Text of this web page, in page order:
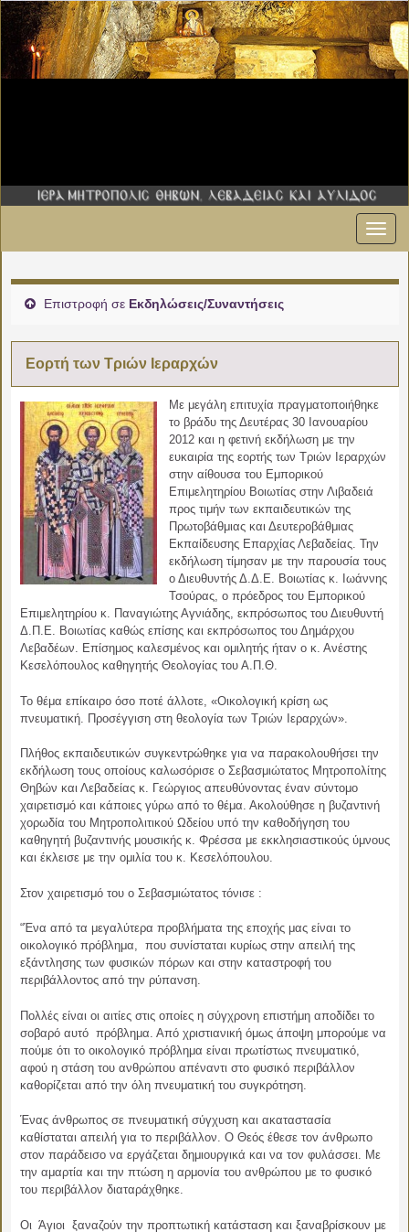
Επιστροφή σε Εκδηλώσεις/Συναντήσεις
Εορτή των Τριών Ιεραρχών
Με μεγάλη επιτυχία πραγματοποιήθηκε
το βράδυ της Δευτέρας 30 Ιανουαρίου
2012 και η φετινή εκδήλωση με την
ευκαιρία της εορτής των Τριών Ιεραρχών
στην αίθουσα του Εμπορικού
Επιμελητηρίου Βοιωτίας στην Λιβαδειά
προς τιμήν των εκπαιδευτικών της
Πρωτοβάθμιας και Δευτεροβάθμιας
Εκπαίδευσης Επαρχίας Λεβαδείας. Την
εκδήλωση τίμησαν με την παρουσία τους
ο Διευθυντής Δ.Δ.Ε. Βοιωτίας κ. Ιωάννης
Τσούρας, ο πρόεδρος του Εμπορικού
Επιμελητηρίου κ. Παναγιώτης Αγνιάδης, εκπρόσωπος του Διευθυντή
Δ.Π.Ε. Βοιωτίας καθώς επίσης και εκπρόσωπος του Δημάρχου
Λεβαδέων. Επίσημος καλεσμένος και ομιλητής ήταν ο κ. Ανέστης
Κεσελόπουλος καθηγητής Θεολογίας του Α.Π.Θ.
Το θέμα επίκαιρο όσο ποτέ άλλοτε, «Οικολογική κρίση ως
πνευματική. Προσέγγιση στη θεολογία των Τριών Ιεραρχών».
Πλήθος εκπαιδευτικών συγκεντρώθηκε για να παρακολουθήσει την
εκδήλωση τους οποίους καλωσόρισε ο Σεβασμιώτατος Μητροπολίτης
Θηβών και Λεβαδείας κ. Γεώργιος απευθύνοντας έναν σύντομο
χαιρετισμό και κάποιες γύρω από το θέμα. Ακολούθησε η βυζαντινή
χορωδία του Μητροπολιτικού Ωδείου υπό την καθοδήγηση του
καθηγητή βυζαντινής μουσικής κ. Φρέσσα με εκκλησιαστικούς ύμνους
και έκλεισε με την ομιλία του κ. Κεσελόπουλου.
Στον χαιρετισμό του ο Σεβασμιώτατος τόνισε :
“Ένα από τα μεγαλύτερα προβλήματα της εποχής μας είναι το
οικολογικό πρόβλημα, που συνίσταται κυρίως στην απειλή της
εξάντλησης των φυσικών πόρων και στην καταστροφή του
περιβάλλοντος από την ρύπανση.
Πολλές είναι οι αιτίες στις οποίες η σύγχρονη επιστήμη αποδίδει το
σοβαρό αυτό πρόβλημα. Από χριστιανική όμως άποψη μπορούμε να
πούμε ότι το οικολογικό πρόβλημα είναι πρωτίστως πνευματικό,
αφού η στάση του ανθρώπου απέναντι στο φυσικό περιβάλλον
καθορίζεται από την όλη πνευματική του συγκρότηση.
Ένας άνθρωπος σε πνευματική σύγχυση και ακαταστασία
καθίσταται απειλή για το περιβάλλον. Ο Θεός έθεσε τον άνθρωπο
στον παράδεισο να εργάζεται δημιουργικά και να τον φυλάσσει. Με
την αμαρτία και την πτώση η αρμονία του ανθρώπου με το φυσικό
του περιβάλλον διαταράχθηκε.
Οι Άγιοι ξαναζούν την προπτωτική κατάσταση και ξαναβρίσκουν με